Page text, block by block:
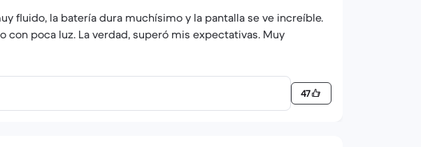
fluido, la batería dura muchísimo y la pantalla se ve increíble.
con poca luz. La verdad, superó mis expectativas. Muy
47